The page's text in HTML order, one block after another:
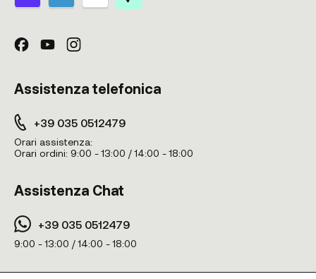
Assistenza telefonica
+39 035 0512479
Orari assistenza:
Orari ordini: 9:00 - 13:00 / 14:00 - 18:00
Assistenza Chat
+39 035 0512479
9:00 - 13:00 / 14:00 - 18:00